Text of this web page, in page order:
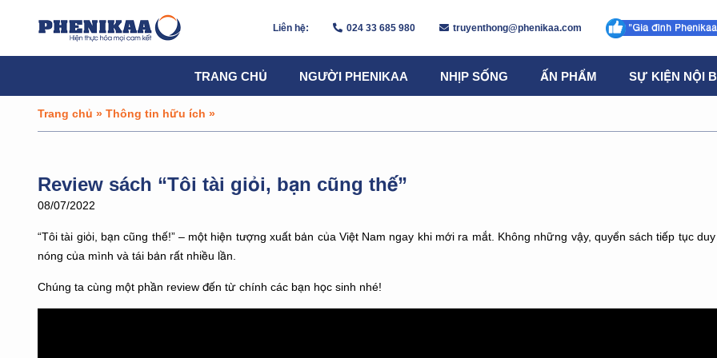
Liên hệ: 024 33 685 980 truyenthong@phenikaa.com
TRANG CHỦ NGƯỜI PHENIKAA NHỊP SỐNG ẤN PHẨM SỰ KIỆN NỘI
Trang chủ » Thông tin hữu ích »
Review sách “Tôi tài giỏi, bạn cũng thế”
08/07/2022
“Tôi tài giỏi, bạn cũng thế!” – một hiện tượng xuất bản của Việt Nam ngay khi mới ra mắt. Không những vậy, quyển sách tiếp tục
nóng của mình và tái bản rất nhiều lần.
Chúng ta cùng một phần review đến từ chính các bạn học sinh nhé!